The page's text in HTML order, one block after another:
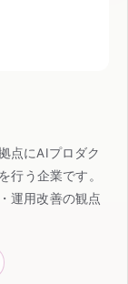
点にAIプロダク
行う企業です。
運用改善の観点